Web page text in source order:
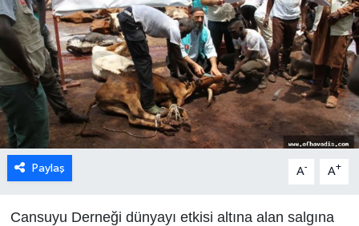
Paylaş A- A+
Cansuyu Derneği dünyayı etkisi altına alan salgına